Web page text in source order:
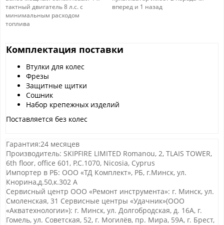
тактный двигатель 8 л.с. с
минимальным расходом
топлива
вперед и 1 назад
Комплектация поставки
Втулки для колес
Фрезы
Защитные щитки
Сошник
Набор крепежных изделий
Поставляется без колес
Гарантия:24 месяцев
Производитель: SKIPFIRE LIMITED Romanou, 2, TLAIS TOWER,
6th floor, office 601, P.C.1070, Nicosia, Cyprus
Импортер в РБ: ООО «ТД Комплект», РБ, г.Минск, ул.
Кнорина,д.50,к.302 А
Сервисный центр ООО «Ремонт инструмента»: г. Минск, ул.
Смоленская, 31 Сервисные центры «Удачник»(ООО
«Акватехнологии»): г. Минск, ул. Долгобродская, д. 16А, г.
Гомель, ул. Советская, 52, г. Могилёв, пр. Мира, 59А, г. Брест,